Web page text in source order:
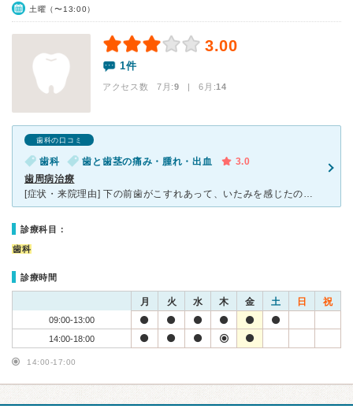
土曜（〜13:00）
3.00
1件
アクセス数 7月:9 | 6月:14
歯科の口コミ
歯科 歯と歯茎の痛み・腫れ・出血
3.0
歯周病治療
[症状・来院理由] 下の前歯がこすれあって、いたみを感じたので、会社の先輩のすすめで、井田歯科で診察を受けました。 [医師の診断・治療法] 診察した結果、下の前歯の痛みに関しては、こすれてるとこ
診療科目：
歯科
診療時間
月 火 水 木 金 土 日 祝
09:00-13:00
14:00-18:00
14:00-17:00